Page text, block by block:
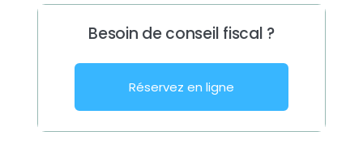
Besoin de conseil fiscal ?
Réservez en ligne